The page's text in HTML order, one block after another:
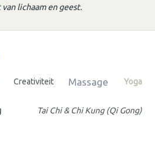
lichaam en geest.
Creativiteit Massage Yoga
Tai Chi & Chi Kung (Qi Gong)